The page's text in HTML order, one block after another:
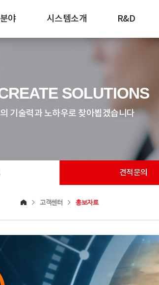
야 시스템소개 R&D
SOLUTIONS
기술력과 노하우로 찾아뵙겠습니다
견적문의
고객센터 홍보자료